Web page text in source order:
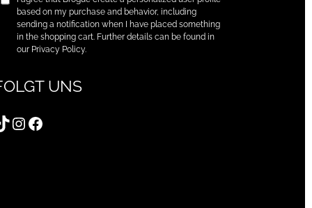
based on my purchase and behavior, including
sending a notification when I have placed something
in the shopping cart. Further details can be found in
our Privacy Policy.
UNS
Instagram
Facebook